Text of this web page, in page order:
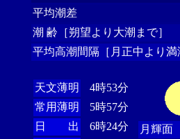
平均潮差
潮 齢［朔望より大潮まで］
平均高潮間隔［月正中より満
天文薄明
4時53分
常用薄明
5時57分
日 出
6時24分
月輝面